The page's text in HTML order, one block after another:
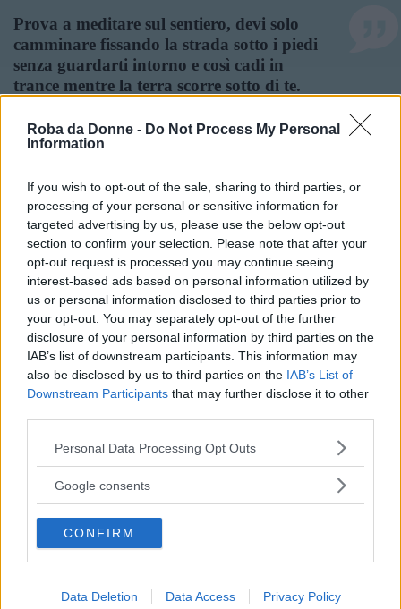
Roba da Donne - Do Not Process My Personal
Information
If you wish to opt-out of the sale, sharing to third parties, or
processing of your personal or sensitive information for
targeted advertising by us, please use the below opt-out
section to confirm your selection. Please note that after your
opt-out request is processed you may continue seeing
interest-based ads based on personal information utilized by
us or personal information disclosed to third parties prior to
your opt-out. You may separately opt-out of the further
disclosure of your personal information by third parties on the
IAB’s list of downstream participants. This information may
also be disclosed by us to third parties on the IAB’s List of
Downstream Participants that may further disclose it to other
Please note that this website/app uses one or more Google
not limited to your visit or usage behaviour. You may click to
use your data for below specified purposes in below Google
consent section.
Personal Data Processing Opt Outs
Google consents
CONFIRM
Data Deletion Data Access Privacy Policy
Prova a meditare sul sentiero, devi solo
camminare fissando la strada sotto i piedi
senza guardarti intorno e così cadi in
trance mentre la terra scorre sotto di te.
Frasi Sui Piedi
Frasi Sul Camminare
Il cammino fatale, incessante, spesso
faticoso e febbrile che segue l'umanità per
raggiungere la conquista del progresso, è
grandioso nel suo risultato, visto
nell'insieme, da lontano. Nella luce
gloriosa che l'accompagna dileguansi le
irrequietudini, le avidità, l'egoismo, tutte
le passioni, tutti i vizi che si trasformano in
virtù, tutte le debolezze che aiutano
verità. [...] Solo l'osservatore, travolto
attorno, ha il diritto di interessarsi ai
deboli che restano per via, ai fiacchi che si
lasciano sorpassare dall'onda per finire
più presto, ai vinti che levano le braccia
brutale dei sopravvegnenti, i vincitori